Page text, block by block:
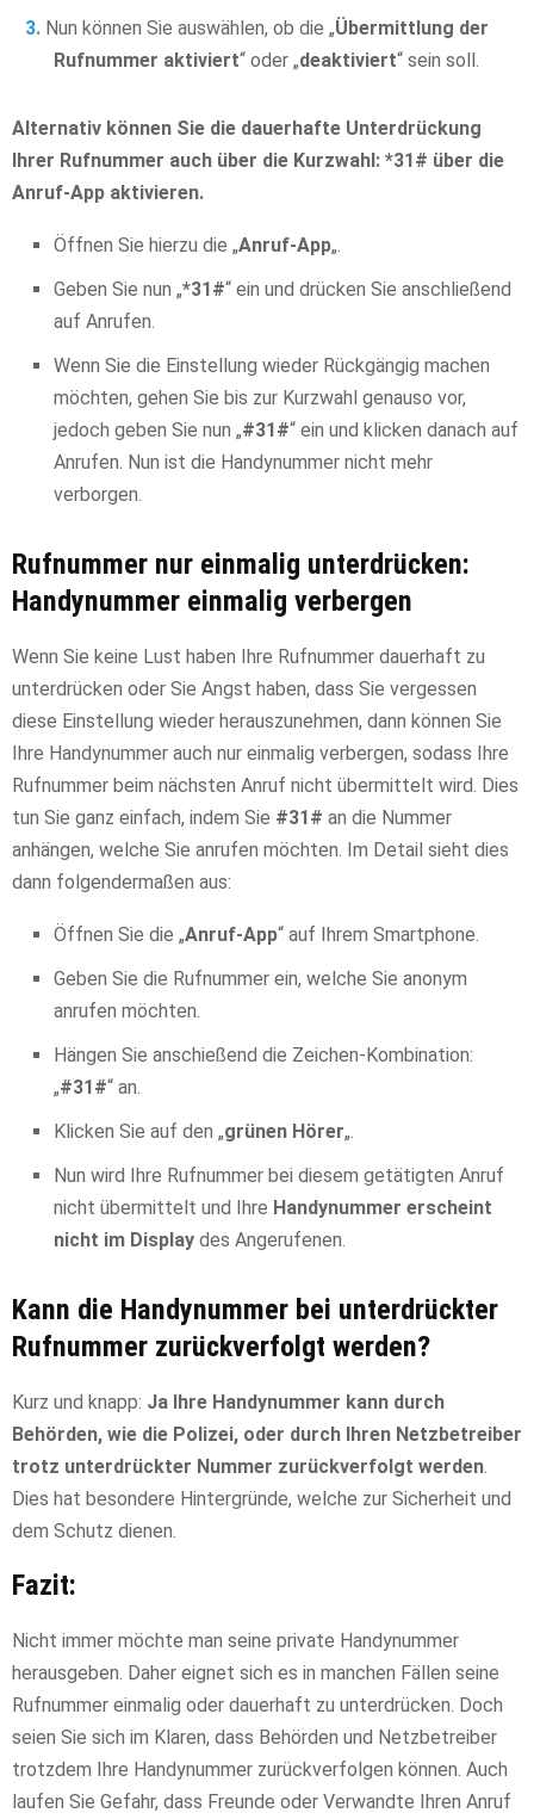
Nun können Sie auswählen, ob die „Übermittlung der
Rufnummer aktiviert“ oder „deaktiviert“ sein soll.
Alternativ können Sie die dauerhafte Unterdrückung
Ihrer Rufnummer auch über die Kurzwahl: *31# über die
Anruf-App aktivieren.
Öffnen Sie hierzu die „Anruf-App„.
Geben Sie nun „*31#“ ein und drücken Sie anschließend
auf Anrufen.
Wenn Sie die Einstellung wieder Rückgängig machen
möchten, gehen Sie bis zur Kurzwahl genauso vor,
jedoch geben Sie nun „#31#“ ein und klicken danach auf
Anrufen. Nun ist die Handynummer nicht mehr
verborgen.
Rufnummer nur einmalig unterdrücken:
Handynummer einmalig verbergen
Wenn Sie keine Lust haben Ihre Rufnummer dauerhaft zu
unterdrücken oder Sie Angst haben, dass Sie vergessen
diese Einstellung wieder herauszunehmen, dann können Sie
Ihre Handynummer auch nur einmalig verbergen, sodass Ihre
Rufnummer beim nächsten Anruf nicht übermittelt wird. Dies
tun Sie ganz einfach, indem Sie #31# an die Nummer
anhängen, welche Sie anrufen möchten. Im Detail sieht dies
dann folgendermaßen aus:
Öffnen Sie die „Anruf-App“ auf Ihrem Smartphone.
Geben Sie die Rufnummer ein, welche Sie anonym
anrufen möchten.
Hängen Sie anschießend die Zeichen-Kombination:
„#31#“ an.
Klicken Sie auf den „grünen Hörer„.
Nun wird Ihre Rufnummer bei diesem getätigten Anruf
nicht übermittelt und Ihre Handynummer erscheint
nicht im Display des Angerufenen.
Kann die Handynummer bei unterdrückter
Rufnummer zurückverfolgt werden?
Kurz und knapp: Ja Ihre Handynummer kann durch
Behörden, wie die Polizei, oder durch Ihren Netzbetreiber
trotz unterdrückter Nummer zurückverfolgt werden.
Dies hat besondere Hintergründe, welche zur Sicherheit und
dem Schutz dienen.
Fazit:
Nicht immer möchte man seine private Handynummer
herausgeben. Daher eignet sich es in manchen Fällen seine
Rufnummer einmalig oder dauerhaft zu unterdrücken. Doch
seien Sie sich im Klaren, dass Behörden und Netzbetreiber
trotzdem Ihre Handynummer zurückverfolgen können. Auch
laufen Sie Gefahr, dass Freunde oder Verwandte Ihren Anruf